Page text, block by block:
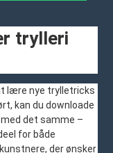
trylleri
lære nye trylletricks
kan du downloade
det samme –
for både
der ønsker